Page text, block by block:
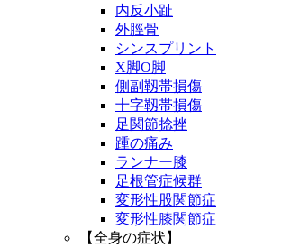
内反小趾
外脛骨
シンスプリント
X脚O脚
側副靱帯損傷
十字靱帯損傷
足関節捻挫
踵の痛み
ランナー膝
足根管症候群
変形性股関節症
変形性膝関節症
【全身の症状】